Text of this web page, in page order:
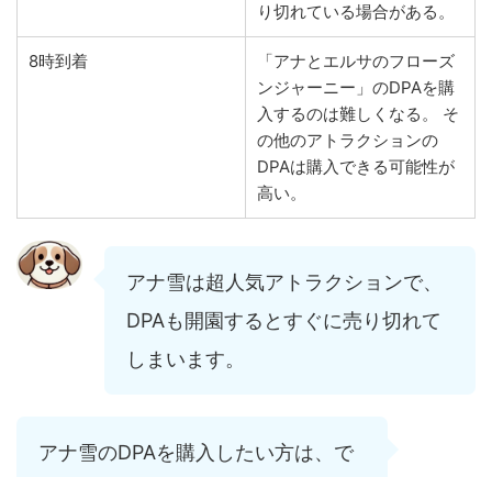
り切れている場合がある。
8時到着
「アナとエルサのフローズ
ンジャーニー」のDPAを購
入するのは難しくなる。 そ
の他のアトラクションの
DPAは購入できる可能性が
高い。
アナ雪は超人気アトラクションで、
DPAも開園するとすぐに売り切れて
しまいます。
アナ雪のDPAを購入したい方は、で